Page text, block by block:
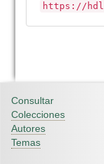
https://
Consultar
Colecciones
Autores
Temas